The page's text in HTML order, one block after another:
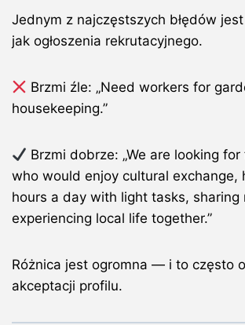
Jednym z najczęstszych błędów
jak ogłoszenia rekrutacyjnego.
Brzmi źle: „Need workers for
housekeeping.”
Brzmi dobrze: „We are looking
who would enjoy cultural exchange,
hours a day with light tasks, sharing
experiencing local life together.”
Różnica jest ogromna — i to często
akceptacji profilu.